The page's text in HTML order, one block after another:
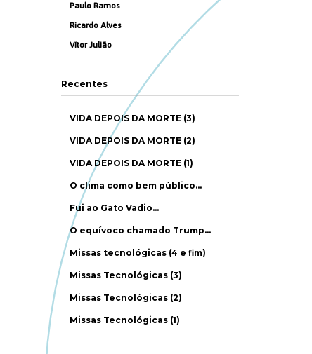
Paulo Ramos
Ricardo Alves
Vítor Julião
Recentes
VIDA DEPOIS DA MORTE (3)
VIDA DEPOIS DA MORTE (2)
VIDA DEPOIS DA MORTE (1)
O clima como bem público…
Fui ao Gato Vadio…
O equívoco chamado Trump…
Missas tecnológicas (4 e fim)
Missas Tecnológicas (3)
Missas Tecnológicas (2)
Missas Tecnológicas (1)